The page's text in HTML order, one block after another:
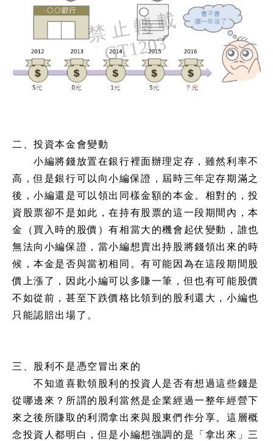
二、投資本金會變動
小編將錢放置在銀行裡面辦理定存，雖然利率不
高，但是銀行可以向小編保證，屆時三年定存期滿之
後，小編還是可以領出同樣金額的本金。相對的，投
資股票卻不是如此，在持有股票的這一段期間內，本
金（買入時的股價）有相當大的機會起伏變動，誰也
無法向小編保證，當小編想賣出持股將錢領出來的時
候，本金是否與當初相同。有可能因為在這段期間股
價上漲了，因此小編可以多賺一筆，但也有可能股價
不如從前，甚至下跌價格比領到的股利還大，小編也
只能認賠出場了。
三、股利不是憑空冒出來的
不知道喜歡領股利的投資人是否有想過這些錢是
從哪邊來？所謂的股利當然是企業經過一整年經營下
來之後所賺取的利潤拿出來與股東們作分享。這層概
念投資人都明白，但是小編想強調的是「拿出來」三